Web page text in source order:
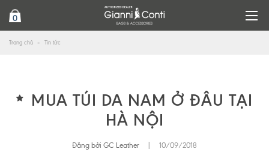
0
Trang chủ Tin tức
MUA TÚI DA NAM Ở ĐÂU TẠI
HÀ NỘI
Đăng bởi GC Leather 10/09/2018